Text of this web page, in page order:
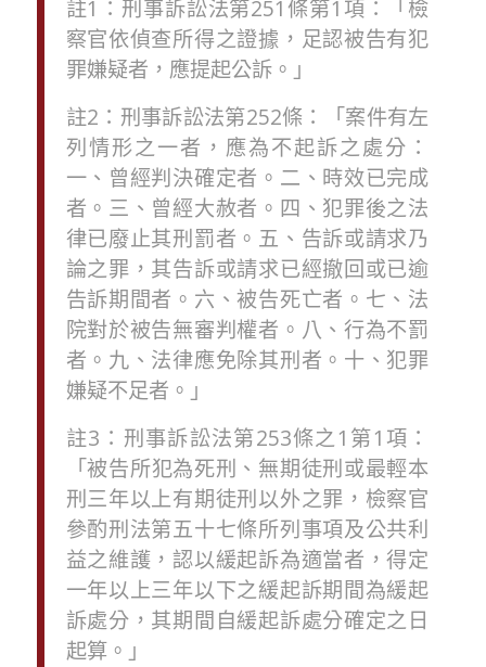
註1 ： 刑事訴訟法第251條第1 項 ： 「 檢
察官依偵查所得之證據，足認被告有犯
罪嫌疑者，應提起公訴。 」
註2 ： 刑事訴訟法第252條 ： 「案件有左
列情形之一者，應為不起訴之處分：
一、曾經判決確定者。二、時效已完成
者。三、曾經大赦者。四、犯罪後之法
律已廢止其刑罰者。五、告訴或請求乃
論之罪，其告訴或請求已經撤回或已逾
告訴期間者。六、被告死亡者。七、法
院對於被告無審判權者。八、行為不罰
者。九、法律應免除其刑者。十、犯罪
嫌疑不足者。 」
註3 ： 刑事訴訟法第253條之1 第1 項：
「被告所犯為死刑、無期徒刑或最輕本
刑三年以上有期徒刑以外之罪，檢察官
參酌刑法第五十七條所列事項及公共利
益之維護，認以緩起訴為適當者，得定
一年以上三年以下之緩起訴期間為緩起
訴處分，其期間自緩起訴處分確定之日
起算。 」